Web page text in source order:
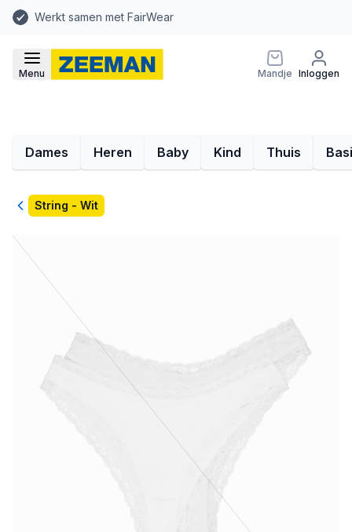
Werkt samen met FairWear
Menu Mandje Inloggen
Dames Heren Baby Kind Thuis
TerugString - Wit